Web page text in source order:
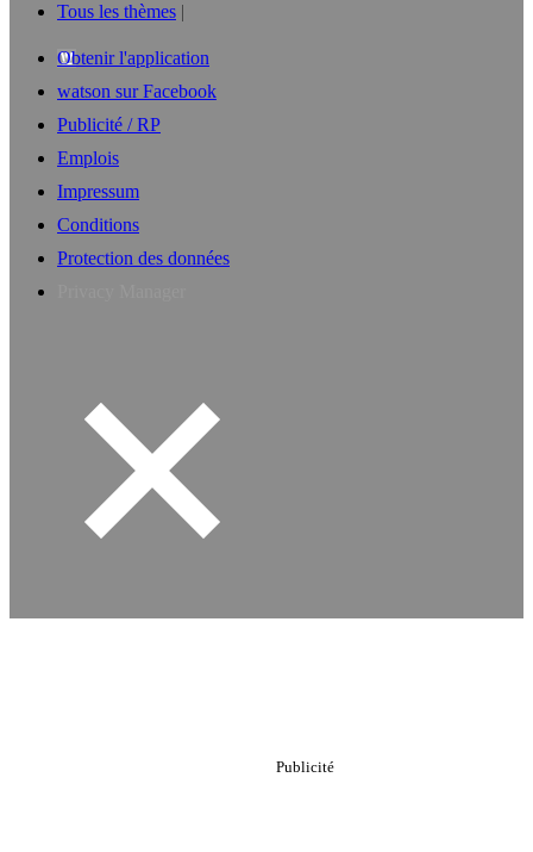
Tous les thèmes
Obtenir l'application
watson sur Facebook
Publicité / RP
Emplois
Impressum
Conditions
Protection des données